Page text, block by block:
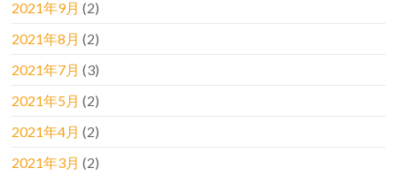
2021年9月 (2)
2021年8月 (2)
2021年7月 (3)
2021年5月 (2)
2021年4月 (2)
2021年3月 (2)